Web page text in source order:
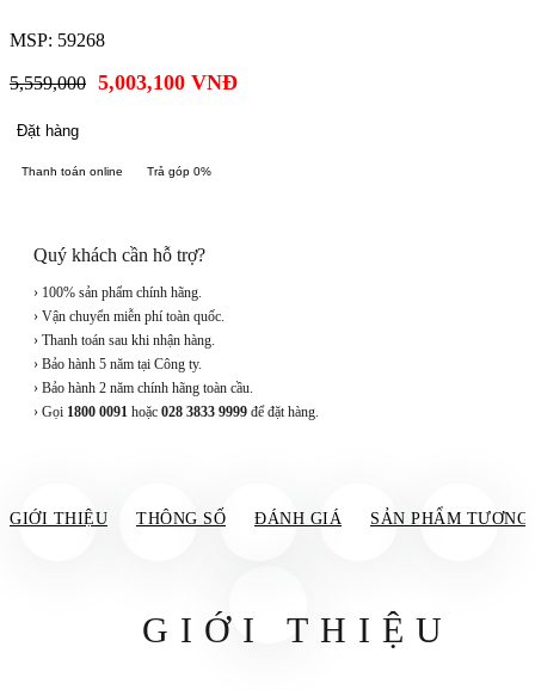
MSP: 59268
5,559,000 5,003,100 VNĐ
Đặt hàng
Thanh toán online Trả góp 0%
Quý khách cần hỗ trợ?
› 100% sản phẩm chính hãng.
› Vận chuyển miễn phí toàn quốc.
› Thanh toán sau khi nhận hàng.
› Bảo hành 5 năm tại Công ty.
› Bảo hành 2 năm chính hãng toàn cầu.
› Gọi 1800 0091 hoặc 028 3833 9999 để đặt hàng.
GIỚI THIỆU THÔNG SỐ ĐÁNH GIÁ SẢN PHẨM TƯƠNG
GIỚI THIỆU